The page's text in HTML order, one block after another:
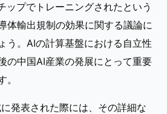
ップでトレーニングされたという
体輸出規制の効果に関する議論に
う。AIの計算基盤における自立性
の中国AI産業の発展にとって重要
発表された際には、その詳細な